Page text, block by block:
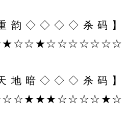
重韵◇◇◇◇杀码】
天地暗◇◇◇杀码】